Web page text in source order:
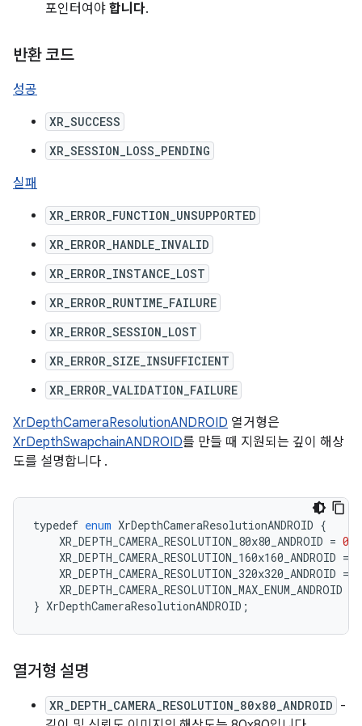
포인터여야 합니다.
반환 코드
성공
XR_SUCCESS
XR_SESSION_LOSS_PENDING
실패
XR_ERROR_FUNCTION_UNSUPPORTED
XR_ERROR_HANDLE_INVALID
XR_ERROR_INSTANCE_LOST
XR_ERROR_RUNTIME_FAILURE
XR_ERROR_SESSION_LOST
XR_ERROR_SIZE_INSUFFICIENT
XR_ERROR_VALIDATION_FAILURE
XrDepthCameraResolutionANDROID 열거형은
XrDepthSwapchainANDROID를 만들 때 지원되는 깊이 해상
도를 설명합니다 .
typedef enum XrDepthCameraResolutionANDROID {
XR_DEPTH_CAMERA_RESOLUTION_80x80_ANDROID = 0
XR_DEPTH_CAMERA_RESOLUTION_160x160_ANDROID =
XR_DEPTH_CAMERA_RESOLUTION_320x320_ANDROID =
XR_DEPTH_CAMERA_RESOLUTION_MAX_ENUM_ANDROID
} XrDepthCameraResolutionANDROID ;
열거형 설명
XR_DEPTH_CAMERA_RESOLUTION_80x80_ANDROID -